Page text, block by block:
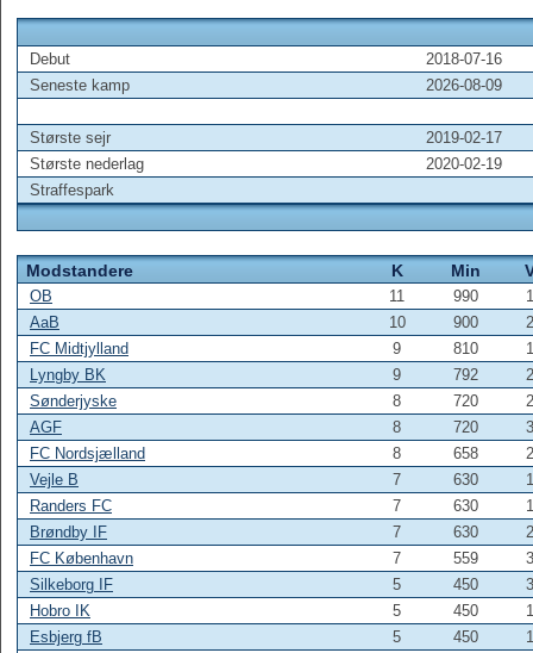
Debut
2018-07-16
Seneste kamp
2026-08-09
Største sejr
2019-02-17
Største nederlag
2020-02-19
Straffespark
Modstandere K Min
OB 11 990
1
AaB
10 900
2
FC Midtjylland
9 810
1
Lyngby BK
9 792
2
Sønderjyske
8 720
2
AGF
8 720
3
FC Nordsjælland
8 658
2
Vejle B
7 630
1
Randers FC
7 630
1
Brøndby IF
7 630
2
FC København
7 559
3
Silkeborg IF
5 450
3
Hobro IK
5 450
1
Esbjerg fB
5 450
1